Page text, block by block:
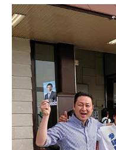
事務所アクセス